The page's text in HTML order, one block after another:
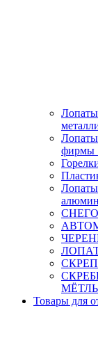
Лопаты
Лопаты
Товары для